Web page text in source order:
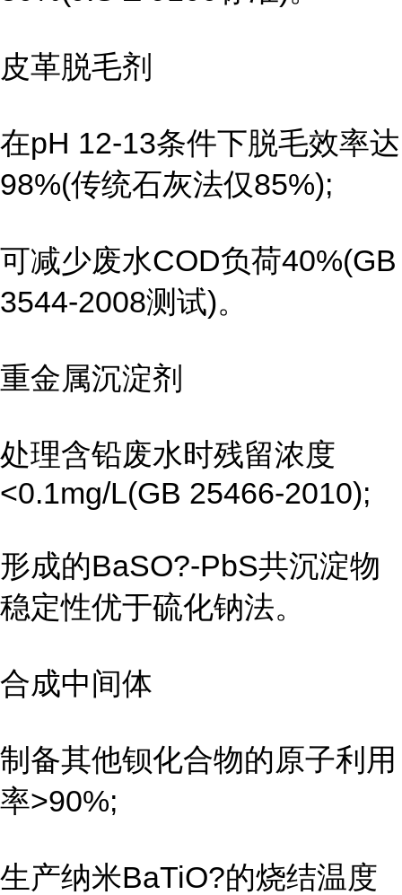
皮革脱毛剂
在pH 12-13条件下脱毛效率达
98%(传统石灰法仅85%);
可减少废水COD负荷40%(GB
3544-2008测试)。
重金属沉淀剂
处理含铅废水时残留浓度
<0.1mg/L(GB 25466-2010);
形成的BaSO?-PbS共沉淀物
稳定性优于硫化钠法。
合成中间体
制备其他钡化合物的原子利用
率>90%;
生产纳米BaTiO?的烧结温度